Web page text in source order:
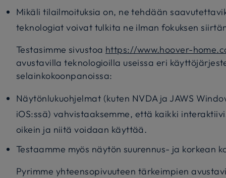
Mikäli tilailmoituksia on, ne tehdään
teknologiat voivat tulkita ne ilman fokuksen
Testasimme sivustoa https://www.hoover-
avustavilla teknologioilla useissa eri
selainkokoonpanoissa:
Näytönlukuohjelmat (kuten NVDA ja JAWS
iOS:ssä) vahvistaaksemme, että kaikki
oikein ja niitä voidaan käyttää.
Testaamme myös näytön suurennus- ja korkean
Pyrimme yhteensopivuuteen tärkeimpien